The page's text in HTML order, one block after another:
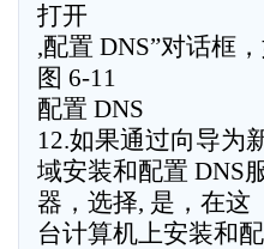
打开
,配置 DNS”对话框
图 6-11
配置 DNS
12.如果通过向导为
域安装和配置 DNS
器，选择, 是，在这
台计算机上安装和配